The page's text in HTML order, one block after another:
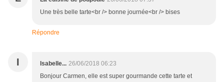
Une très belle tarte<br /> bonne journée<br /> bises
Répondre
I Isabelle... 26/06/2018 06:23
Bonjour Carmen, elle est super gourmande cette tarte et